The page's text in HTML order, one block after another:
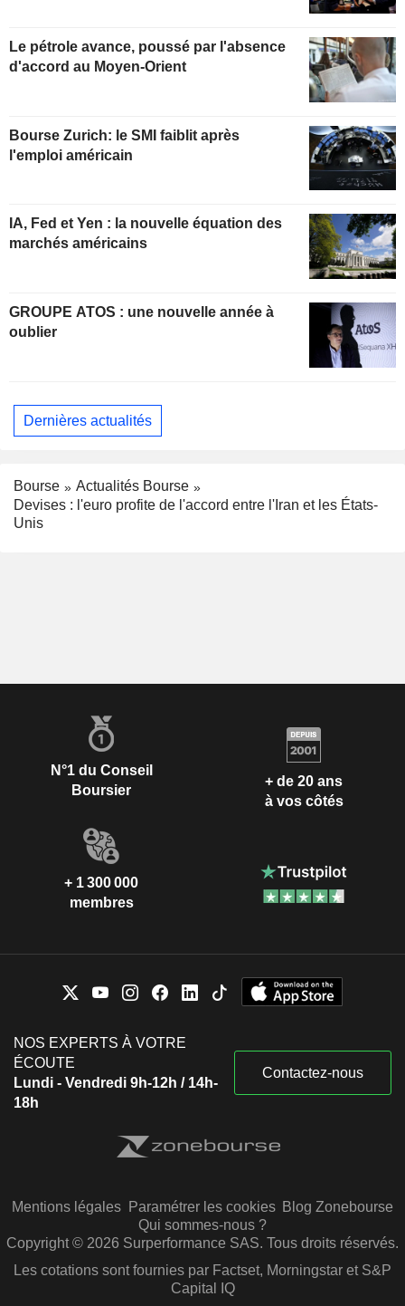
Le pétrole avance, poussé par l'absence
d'accord au Moyen-Orient
Bourse Zurich: le SMI faiblit après
l'emploi américain
IA, Fed et Yen : la nouvelle équation des
marchés américains
GROUPE ATOS : une nouvelle année à
oublier
Dernières actualités
Bourse
Actualités Bourse
Devises : l'euro profite de l'accord entre l'Iran et les États-
Unis
N°1 du Conseil
Boursier
+ de 20 ans
à vos côtés
+ 1 300 000
membres
NOS EXPERTS À VOTRE
ÉCOUTE
Lundi - Vendredi 9h-12h / 14h-
18h
Contactez-nous
Mentions légales Paramétrer les cookies Blog Zonebourse
Qui sommes-nous ?
Copyright © 2026 Surperformance SAS. Tous droits réservés.
Les cotations sont fournies par Factset, Morningstar et S&P
Capital IQ